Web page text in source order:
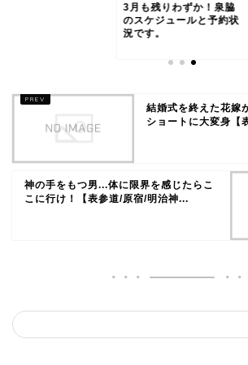
3月も残りわずか！泉脇
のスケジュールと予約状
況です。
結婚式を終えた花嫁
ショートに大変身【
神の手をもつ男...体に限界を感じたらこ
こに行け！【表参道/原宿/明治神...